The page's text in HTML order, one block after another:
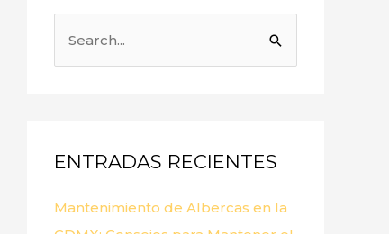
r
o
ENTRADAS RECIENTES
Mantenimiento de Albercas en la